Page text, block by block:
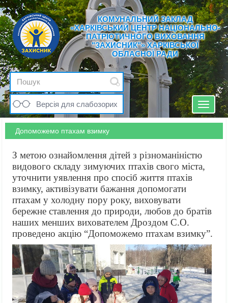
КОМУНАЛЬНИЙ ЗАКЛАД
«ХАРКІВСЬКИЙ ЦЕНТР НАЦІОНАЛЬНО-
ПАТРІОТИЧНОГО ВИХОВАННЯ
"ЗАХИСНИК"» ХАРКІВСЬКОЇ
ОБЛАСНОЇ РАДИ
Версія для слабозорих
Toggle
Допоможемо птахам взимку
З метою ознайомлення дітей з різноманіністю
видового складу зимуючих птахів свого міста,
уточнити уявлення про спосіб життя птахів
взимку, активізувати бажання допомогати
птахам у холодну пору року, виховувати
бережне ставлення до природи, любов до братів
наших менших вихователем Дроздом С.О.
проведено акцію “Допоможемо птахам взимку”.